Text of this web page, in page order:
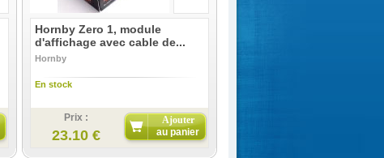
Hornby Zero 1, module
d'affichage avec cable de...
Hornby
En stock
Prix :
23.10 €
Ajouter
au panier